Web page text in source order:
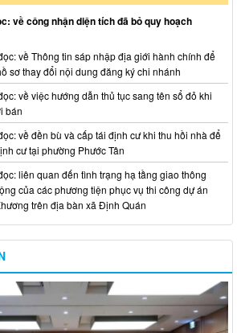
về công nhận diện tích đã bỏ quy hoạch
về Thông tin sáp nhập địa giới hành chính để
sơ thay đổi nội dung đăng ký chi nhánh
về việc hướng dẫn thủ tục sang tên sổ đỏ khi
bán
về đền bù và cấp tái định cư khi thu hồi nhà để
cư tại phường Phước Tân
liên quan đến tình trạng hạ tầng giao thông
của các phương tiện phục vụ thi công dự án
trên địa bàn xã Định Quán